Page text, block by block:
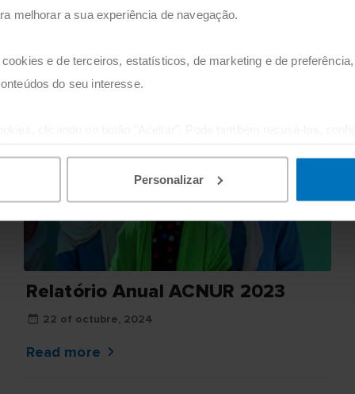
melhorar a sua experiência de navegação.
e de terceiros, estatísticos, de marketing e de
do seu interesse.
Personalizar
20 of junio, 2025
Relatório Anual ACNUR 2023
22 of octubre, 2024
Read more